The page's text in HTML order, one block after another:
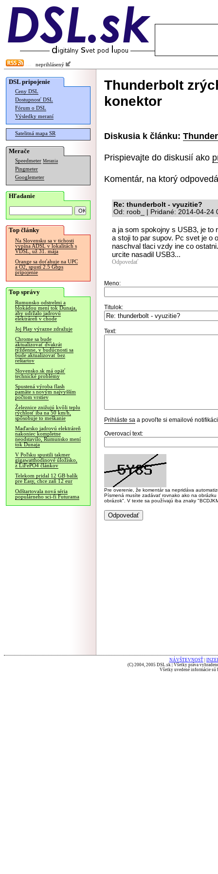
neprihlásený
DSL pripojenie
Ceny DSL
Dostupnosť DSL
Fórum o DSL
Výsledky meraní
Satelitná mapa SR
Merače
Speedmeter Merania
Pingmeter
Googlemeter
Hľadanie
Top články
Na Slovensku sa v tichosti
vypína ADSL v lokalitách s
VDSL, už 31. mája
Orange sa doťahuje na UPC
a O2, spustí 2.5 Gbps
pripojenie
Top správy
Rumunsko odstrelmi a
blokádou mení tok Dunaja,
aby udržalo jadrovú
elektráreň v chode
Joj Play výrazne zdražuje
Chrome sa bude
aktualizovať dvakrát
týždenne, v budúcnosti sa
bude aktualizovať bez
reštartov
Slovensko.sk má opäť
technické problémy
Spustená výroba flash
pamäte s novým najvyšším
počtom vrstiev
Železnice znižujú kvôli teplu
rýchlosť iba na 50 km/h,
spôsobuje to meškanie
Maďarsko jadrovú elektráreň
nakoniec kompletne
neodstavilo, Rumunsko mení
tok Dunaja
V Poľsku spustili takmer
gigawatthodinové úložisko,
z LiFePO4 článkov
Telekom pridal 12 GB balík
pre Easy, chce zaň 12 eur
Odštartovala nová séria
populárneho sci-fi Futurama
Thunderbolt
konektor
Diskusia k článku:
Prispievajte do diskusií ako
Komentár, na ktorý
Re: thunderbolt - vyuzitie?
Od: roob_ | Pridané: 2014-04-24
a ja som spokojny s USB3, je to
a stoji to par supov. Pc svet je o
naschval tlaci vzdy ine co
urcite nasadil USB3...
Odpovedať
Meno:
Titulok:
Text:
Prihláste sa a povoľte si emailové
Overovací text:
Pre overenie, že komentár sa nepridáva
Písmená musíte zadávať rovnako ako na
obrázok". V texte sa používajú iba znaky
NÁVŠTEVNOSŤ
(C) 2004, 2005 DSL.sk | Všetky práva
Všetky uvedené informácie sú